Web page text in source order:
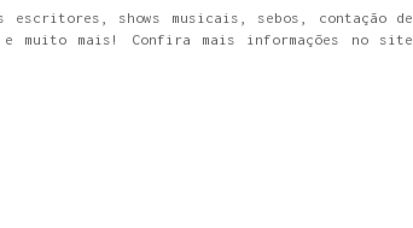
escritores, shows musicais, sebos, contação de
mais! Confira mais informações no site